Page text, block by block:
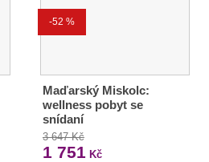
-52 %
Maďarský Miskolc:
wellness pobyt se
snídaní
3 647 Kč
1 751 Kč